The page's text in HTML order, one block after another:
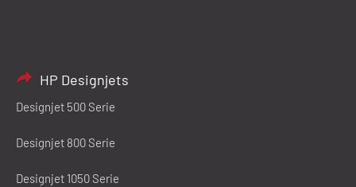
HP Designjets
Designjet 500 Serie
Designjet 800 Serie
Designjet 1050 Serie